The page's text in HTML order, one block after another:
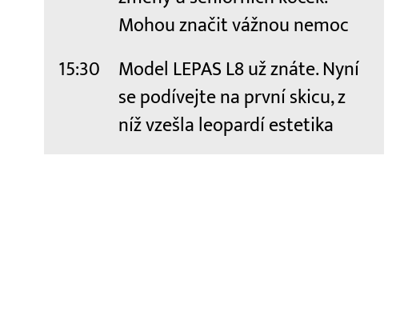
Mohou značit vážnou nemoc
15:30
Model LEPAS L8 už znáte. Nyní
se podívejte na první skicu, z
níž vzešla leopardí estetika